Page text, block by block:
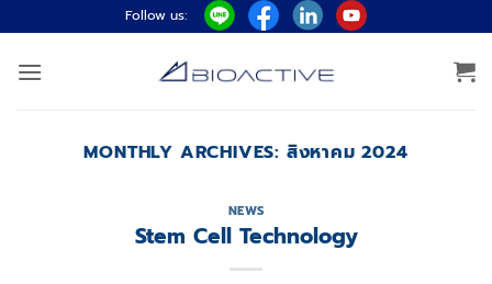
ไป
ยัง
Follow us:
MONTHLY ARCHIVES: สิงหาคม 2024
NEWS
Stem Cell Technology